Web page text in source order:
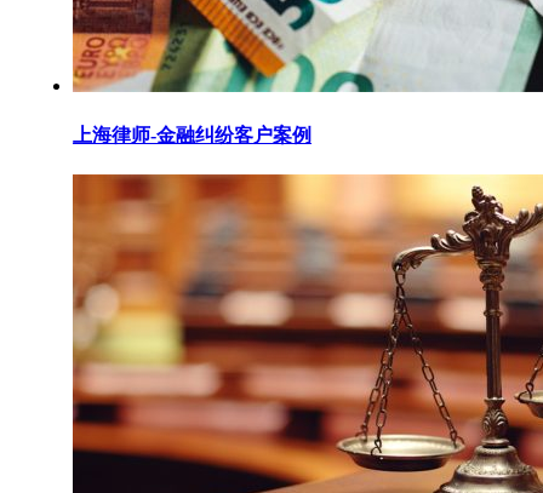
上海律师-金融纠纷客户案例